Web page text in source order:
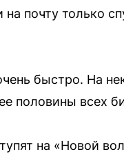
почту только
быстро. На
половины всех
на «Новой